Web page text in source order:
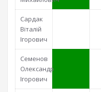
Сардак
Віталій
Ігорович
Семенов
Олександр
Ігорович